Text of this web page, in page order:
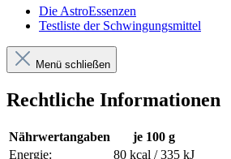
Die AstroEssenzen
Testliste der Schwingungsmittel
Menü schließen
Rechtliche Informationen
Nährwertangaben
je 100 g
Energie:
80 kcal / 335 kJ